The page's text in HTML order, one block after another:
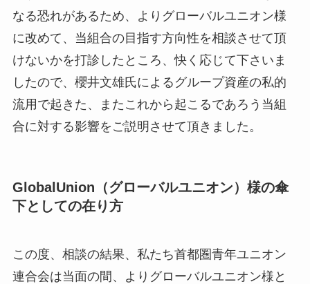
なる恐れがあるため、よりグローバルユニオン様
に改めて、当組合の目指す方向性を相談させて頂
けないかを打診したところ、快く応じて下さいま
したので、櫻井文雄氏によるグループ資産の私的
流用で起きた、またこれから起こるであろう当組
合に対する影響をご説明させて頂きました。
GlobalUnion（グローバルユニオン）様の傘
下としての在り方
この度、相談の結果、私たち首都圏青年ユニオン
連合会は当面の間、よりグローバルユニオン様と